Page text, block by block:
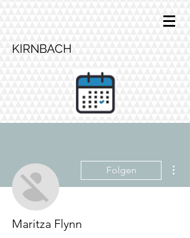
KIRNBACH
Folgen
Maritza Flynn